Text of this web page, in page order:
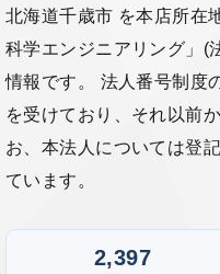
北海道千歳市 を本店所在
科学エンジニアリング」(
情報です。 法人番号制度
を受けており、それ以前
お、本法人については登
ています。
2,397